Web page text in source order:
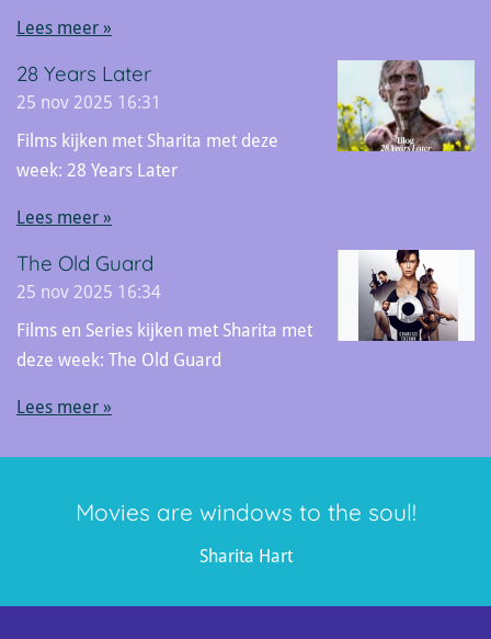
Lees meer »
28 Years Later
25 nov 2025 16:31
Films kijken met Sharita met deze
week: 28 Years Later
Lees meer »
The Old Guard
25 nov 2025 16:34
Films en Series kijken met Sharita met
deze week: The Old Guard
Lees meer »
Movies are windows to the soul!
Sharita Hart